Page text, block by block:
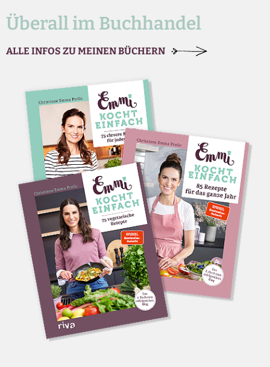
Überall im Buchhandel
ALLE INFOS ZU MEINEN BÜCHERN